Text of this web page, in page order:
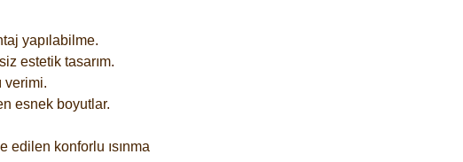
yapılabilme.
estetik tasarım.
verimi.
esnek boyutlar.
edilen konforlu ısınma